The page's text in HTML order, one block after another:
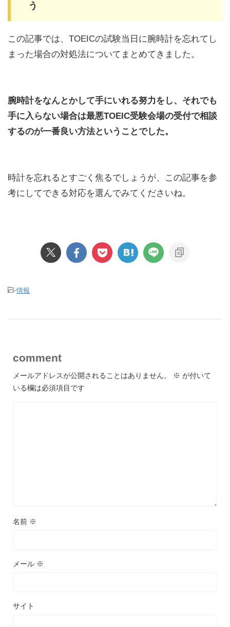
う
この記事では、TOEICの試験当日に腕時計を忘れてし
まった場合の対処法についてまとめてきました。
腕時計をなんとかして手にいれる努力をし、それでも
手に入らない場合は最悪TOEIC受験会場の受付で相談
するのが一番良い方法ということでした。
時計を忘れるとすごく焦るでしょうが、この記事を参
考にしてできる対応を選んでみてくださいね。
-情報
comment
メールアドレスが公開されることはありません。 ※ が付いて
いる欄は必須項目です
名前 ※
メール ※
サイト